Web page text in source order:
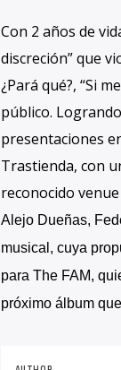
Con 2 años de
discreción” que
¿Pará qué?, “Si
público.
presentaciones
Trastienda, con
reconocido
Alejo Dueñas,
musical, cuya
para The FAM,
próximo álbum